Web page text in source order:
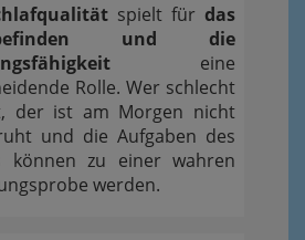
spielt für das
und die
eine
Rolle. Wer schlecht
der ist am Morgen nicht
und die Aufgaben des
können zu einer wahren
werden.